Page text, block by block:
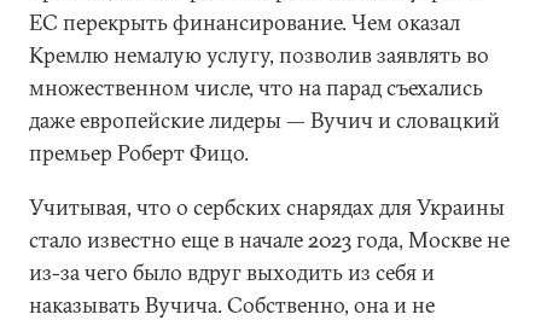
ЕС перекрыть финансирование. Чем оказал
Кремлю немалую услугу, позволив заявлять во
множественном числе, что на парад съехались
даже европейские лидеры — Вучич и словацкий
премьер Роберт Фицо.
Учитывая, что о сербских снарядах для Украины
стало известно еще в начале 2023 года, Москве не
из-за чего было вдруг выходить из себя и
наказывать Вучича. Собственно, она и не